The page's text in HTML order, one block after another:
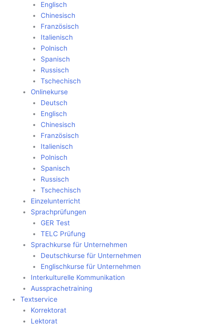
Englisch
Chinesisch
Französisch
Italienisch
Polnisch
Spanisch
Russisch
Tschechisch
Onlinekurse
Deutsch
Englisch
Chinesisch
Französisch
Italienisch
Polnisch
Spanisch
Russisch
Tschechisch
Einzelunterricht
Sprachprüfungen
GER Test
TELC Prüfung
Sprachkurse für Unternehmen
Deutschkurse für Unternehmen
Englischkurse für Unternehmen
Interkulturelle Kommunikation
Aussprachetraining
Textservice
Korrektorat
Lektorat